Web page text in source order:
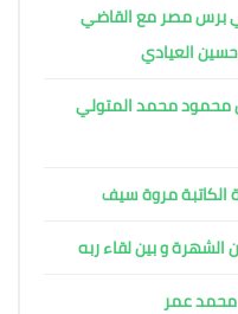
برس مصر مع القاضي
العيادي
محمود محمد المتولي
الكاتبة مروة سيف
الشهرة و بين لقاء ربه
محمد عمر